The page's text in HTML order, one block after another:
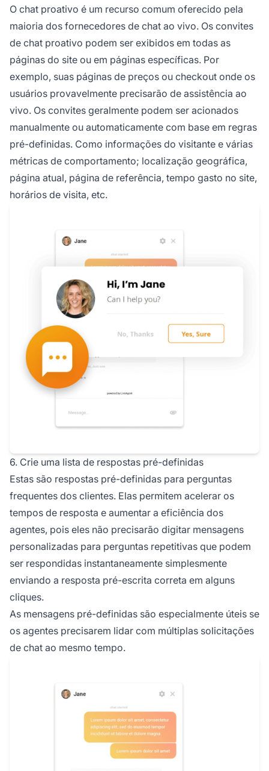
O chat proativo é um recurso comum oferecido pela
maioria dos fornecedores de chat ao vivo. Os convites
de chat proativo podem ser exibidos em todas as
páginas do site ou em páginas específicas. Por
exemplo, suas páginas de preços ou checkout onde os
usuários provavelmente precisarão de assistência ao
vivo. Os convites geralmente podem ser acionados
manualmente ou automaticamente com base em regras
pré-definidas. Como informações do visitante e várias
métricas de comportamento; localização geográfica,
página atual, página de referência, tempo gasto no site,
horários de visita, etc.
6. Crie uma lista de respostas pré-definidas
Estas são respostas pré-definidas para perguntas
frequentes dos clientes. Elas permitem acelerar os
tempos de resposta e aumentar a eficiência dos
agentes, pois eles não precisarão digitar mensagens
personalizadas para perguntas repetitivas que podem
ser respondidas instantaneamente simplesmente
enviando a resposta pré-escrita correta em alguns
cliques.
As mensagens pré-definidas são especialmente úteis se
os agentes precisarem lidar com múltiplas solicitações
de chat ao mesmo tempo.